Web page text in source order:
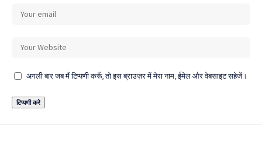
अगली बार जब मैं टिप्पणी करूँ, तो इस ब्राउज़र में मेरा नाम, ईमेल और वेबसाइट सहेजें।